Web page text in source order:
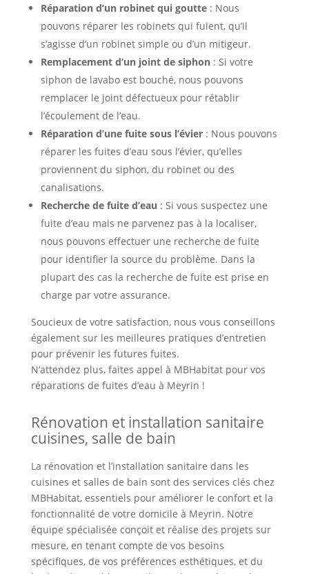
Réparation d’un robinet qui goutte: Nous
pouvons réparer les robinets qui fuient, qu’il
s’agisse d’un robinet simple ou d’un mitigeur.
Remplacement d’un joint de siphon: Si votre
siphon de lavabo est bouché, nous pouvons
remplacer le joint défectueux pour rétablir
l’écoulement de l’eau.
Réparation d’une fuite sous l’évier: Nous pouvons
réparer les fuites d’eau sous l’évier, qu’elles
proviennent du siphon, du robinet ou des
canalisations.
Recherche de fuite d’eau : Si vous suspectez une
fuite d’eau mais ne parvenez pas à la localiser,
nous pouvons effectuer une recherche de fuite
pour identifier la source du problème. Dans la
plupart des cas la recherche de fuite est prise en
charge par votre assurance.
Soucieux de votre satisfaction, nous vous conseillons
également sur les meilleures pratiques d’entretien
pour prévenir les futures fuites.
N’attendez plus, faites appel à MBHabitat pour vos
réparations de fuites d’eau à Meyrin !
Rénovation et installation sanitaire
cuisines, salle de bain
La rénovation et l’installation sanitaire dans les
cuisines et salles de bain sont des services clés chez
MBHabitat, essentiels pour améliorer le confort et la
fonctionnalité de votre domicile à Meyrin. Notre
équipe spécialisée conçoit et réalise des projets sur
mesure, en tenant compte de vos besoins
spécifiques, de vos préférences esthétiques, et du